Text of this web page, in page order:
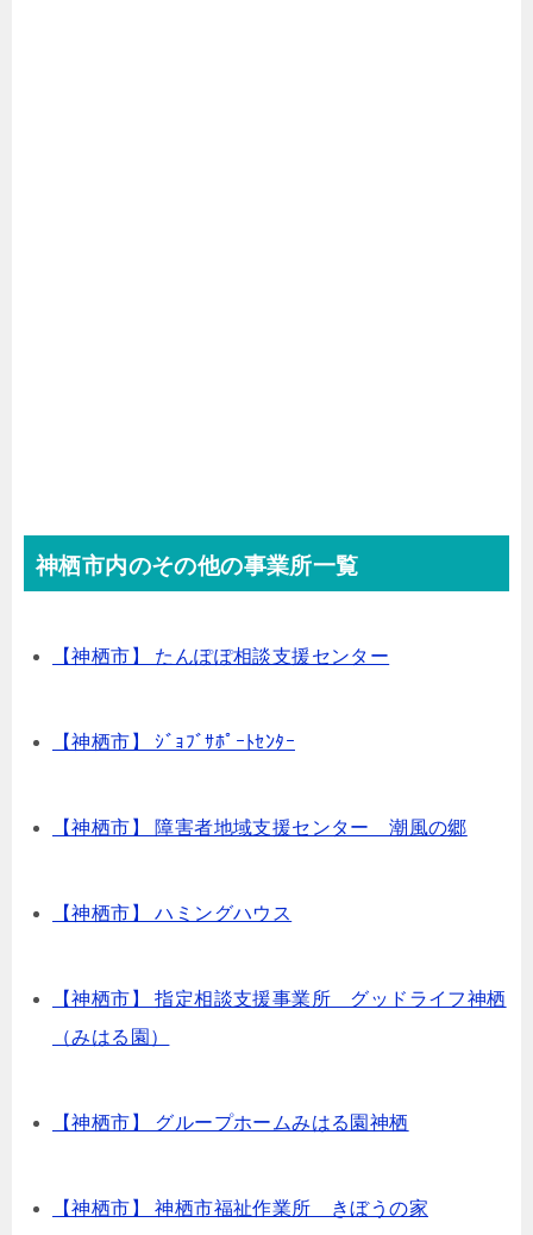
神栖市内のその他の事業所一覧
【神栖市】 たんぽぽ相談支援センター
【神栖市】 ｼﾞｮﾌﾞｻﾎﾟｰﾄｾﾝﾀｰ
【神栖市】 障害者地域支援センター 潮風の郷
【神栖市】 ハミングハウス
【神栖市】 指定相談支援事業所 グッドライフ神栖
（みはる園）
【神栖市】 グループホームみはる園神栖
【神栖市】 神栖市福祉作業所 きぼうの家